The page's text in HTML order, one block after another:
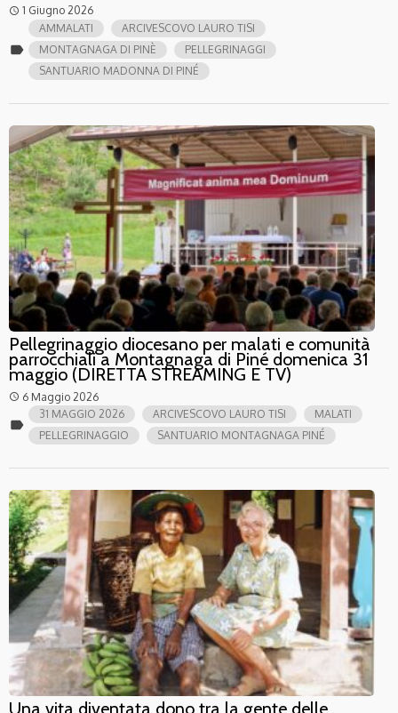
access_time 1 Giugno 2026
label
AMMALATI
ARCIVESCOVO LAURO TISI
MONTAGNAGA DI PINÈ
PELLEGRINAGGI
SANTUARIO MADONNA DI PINÉ
Pellegrinaggio diocesano per malati e comunità
parrocchiali a Montagnaga di Piné domenica 31
maggio (DIRETTA STREAMING E TV)
access_time 6 Maggio 2026
label
31 MAGGIO 2026 ARCIVESCOVO LAURO TISI
MALATI
PELLEGRINAGGIO
SANTUARIO MONTAGNAGA PINÉ
Una vita diventata dono tra la gente delle